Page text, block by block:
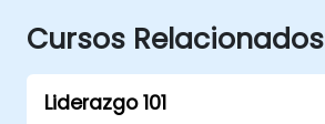
Cursos Relacionados
Liderazgo 101